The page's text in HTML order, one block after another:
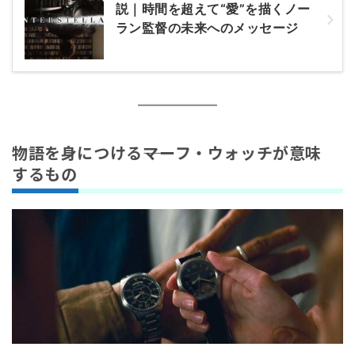
説｜時間を超えて“愛”を描くノー
ラン監督の未来へのメッセージ
物語を身につける――マーフ・ウォッチが意味
するもの